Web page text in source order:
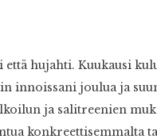
hujahti. Kuukausi
innoissani joulua ja
ja salitreenien
konkreettisemmalta